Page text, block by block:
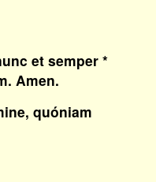
et semper *
Amen.
quóniam